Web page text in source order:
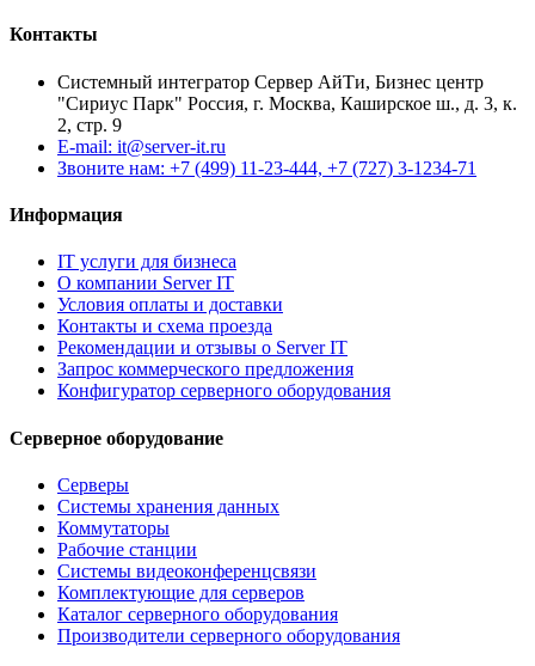
Контакты
Системный интегратор Сервер АйТи, Бизнес центр
"Сириус Парк" Россия, г. Москва, Каширское ш., д. 3, к.
2, стр. 9
E-mail: it@server-it.ru
Звоните нам: +7 (499) 11-23-444, +7 (727) 3-1234-71
Информация
IT услуги для бизнеса
О компании Server IT
Условия оплаты и доставки
Контакты и схема проезда
Рекомендации и отзывы о Server IT
Запрос коммерческого предложения
Конфигуратор серверного оборудования
Серверное оборудование
Серверы
Системы хранения данных
Коммутаторы
Рабочие станции
Системы видеоконференцсвязи
Комплектующие для серверов
Каталог серверного оборудования
Производители серверного оборудования